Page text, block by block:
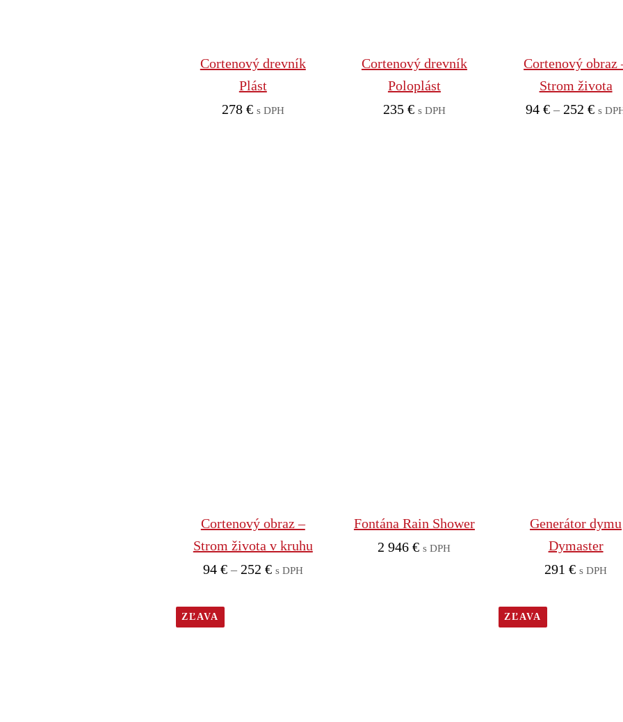
Cortenový drevník
Plást
278 € s DPH
Cortenový drevník
Poloplást
235 € s DPH
Cortenový obraz
Strom života
94€ – 252€Price
s
Cortenový obraz –
Strom života v kruhu
94 € – 252 €Price
s DPH
Fontána Rain Shower
2 946€ s DPH
Generátor dymu
Dymaster
291€ s DPH
ZĽAVA ZĽAVA